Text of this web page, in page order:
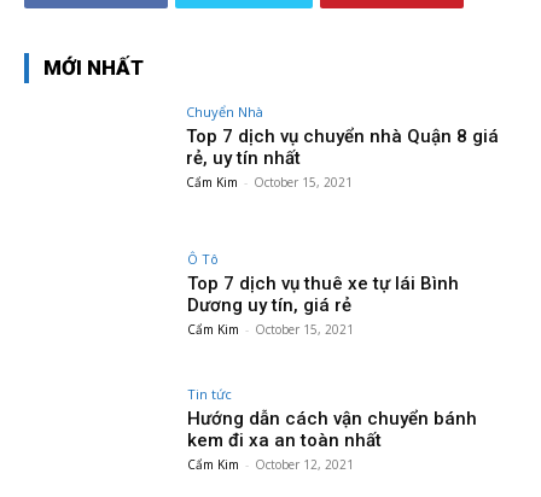
MỚI NHẤT
Chuyển Nhà
Top 7 dịch vụ chuyển nhà Quận 8 giá
rẻ, uy tín nhất
Cẩm Kim - October 15, 2021
Ô Tô
Top 7 dịch vụ thuê xe tự lái Bình
Dương uy tín, giá rẻ
Cẩm Kim - October 15, 2021
Tin tức
Hướng dẫn cách vận chuyển bánh
kem đi xa an toàn nhất
Cẩm Kim - October 12, 2021